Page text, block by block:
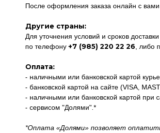
После оформления заказа онлайн с
Другие страны:
Для уточнения условий и сроков
по телефону +7 (985) 220 22 26 , либо
Оплата:
- наличными или банковской картой
- банковской картой на сайте (VISA,
- наличными или банковской картой при
- сервисом "Долями".*
*Оплата «Долями» позволяет